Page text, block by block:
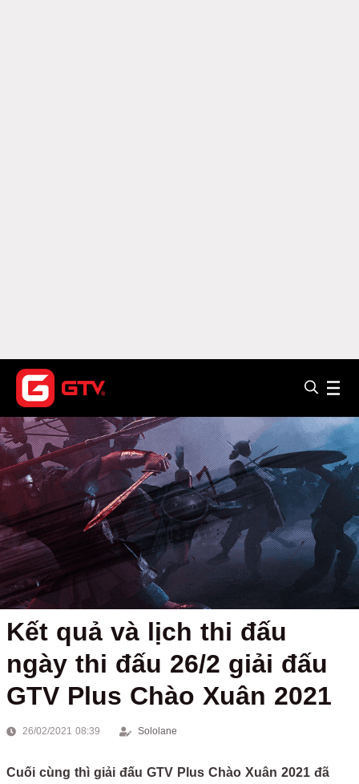
Kết quả và lịch thi đấu
ngày thi đấu 26/2 giải đấu
GTV Plus Chào Xuân 2021
26/02/2021 08:39 Sololane
Cuối cùng thì giải đấu GTV Plus Chào Xuân 2021 đã